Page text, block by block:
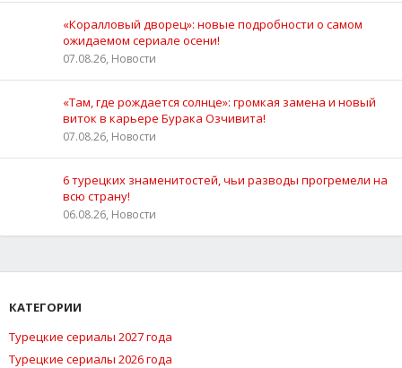
«Коралловый дворец»: новые подробности о самом
ожидаемом сериале осени!
07.08.26, Новости
«Там, где рождается солнце»: громкая замена и новый
виток в карьере Бурака Озчивита!
07.08.26, Новости
6 турецких знаменитостей, чьи разводы прогремели на
всю страну!
06.08.26, Новости
КАТЕГОРИИ
Турецкие сериалы 2027 года
Турецкие сериалы 2026 года